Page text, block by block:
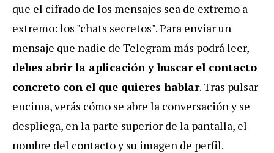
que el cifrado de los mensajes sea de extremo a
extremo: los "chats secretos". Para enviar un
mensaje que nadie de Telegram más podrá leer,
debes abrir la aplicación y buscar el contacto
concreto con el que quieres hablar. Tras pulsar
encima, verás cómo se abre la conversación y se
despliega, en la parte superior de la pantalla, el
nombre del contacto y su imagen de perfil.